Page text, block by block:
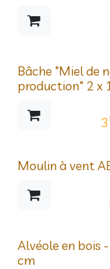
Bâche "Miel de
production" 2 x
Moulin à vent
Alvéole en bois
cm